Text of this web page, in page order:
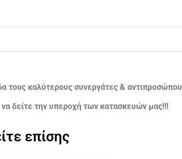
τους καλύτερους συνεργάτες &
δείτε την υπεροχή των κατασκευών μας!!!
επίσης